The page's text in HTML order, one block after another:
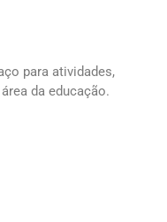
para atividades,
da educação.